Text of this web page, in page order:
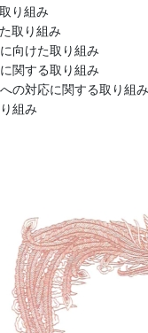
り組み
取り組み
向けた取り組み
関する取り組み
の対応に関する取り組み
組み